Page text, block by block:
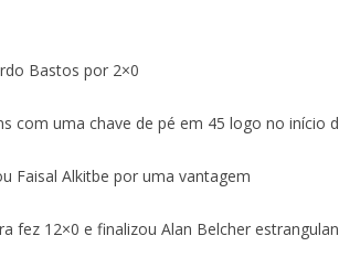
Bastos por 2×0
com uma chave de pé em 45 logo no início
Faisal Alkitbe por uma vantagem
fez 12×0 e finalizou Alan Belcher